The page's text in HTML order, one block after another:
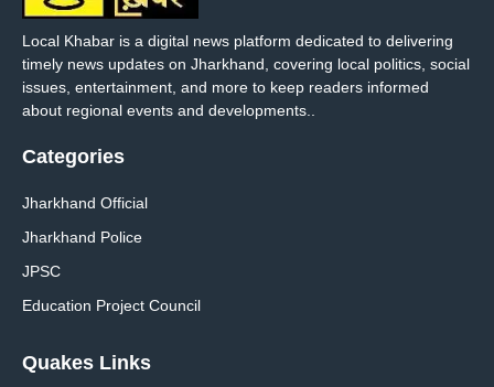
Local Khabar is a digital news platform dedicated to delivering
timely news updates on Jharkhand, covering local politics, social
issues, entertainment, and more to keep readers informed
about regional events and developments..
Categories
Jharkhand Official
Jharkhand Police
JPSC
Education Project Council
Quakes Links